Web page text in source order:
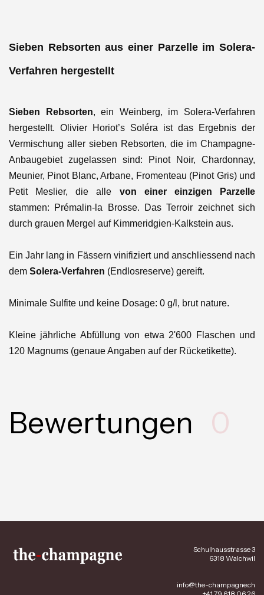
Sieben Rebsorten aus einer Parzelle im Solera-
Verfahren hergestellt
Sieben Rebsorten, ein Weinberg, im Solera-Verfahren
hergestellt. Olivier Horiot’s Soléra ist das Ergebnis der
Vermischung aller sieben Rebsorten, die im Champagne-
Anbaugebiet zugelassen sind: Pinot Noir, Chardonnay,
Meunier, Pinot Blanc, Arbane, Fromenteau (Pinot Gris) und
Petit Meslier, die alle von einer einzigen Parzelle
stammen: Prémalin-la Brosse. Das Terroir zeichnet sich
durch grauen Mergel auf Kimmeridgien-Kalkstein aus.
Ein Jahr lang in Fässern vinifiziert und anschliessend nach
dem Solera-Verfahren (Endlosreserve) gereift.
Minimale Sulfite und keine Dosage: 0 g/l, brut nature.
Kleine jährliche Abfüllung von etwa 2'600 Flaschen und
120 Magnums (genaue Angaben auf der Rücketikette).
Bewertungen 0
Schulhausstrasse 3
6318 Walchwil
info@the-champagne.ch